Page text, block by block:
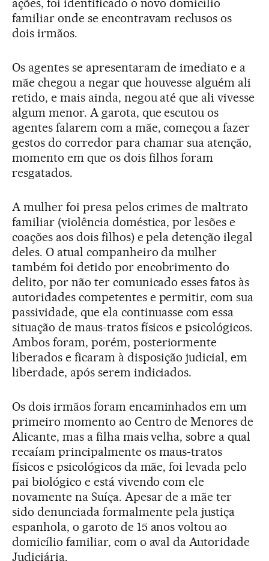
familiar onde se encontravam reclusos os
dois irmãos.
Os agentes se apresentaram de imediato e a
mãe chegou a negar que houvesse alguém ali
retido, e mais ainda, negou até que ali vivesse
algum menor. A garota, que escutou os
agentes falarem com a mãe, começou a fazer
gestos do corredor para chamar sua atenção,
momento em que os dois filhos foram
resgatados.
A mulher foi presa pelos crimes de maltrato
familiar (violência doméstica, por lesões e
coações aos dois filhos) e pela detenção ilegal
deles. O atual companheiro da mulher
também foi detido por encobrimento do
delito, por não ter comunicado esses fatos às
autoridades competentes e permitir, com sua
passividade, que ela continuasse com essa
situação de maus-tratos físicos e psicológicos.
Ambos foram, porém, posteriormente
liberados e ficaram à disposição judicial, em
liberdade, após serem indiciados.
Os dois irmãos foram encaminhados em um
primeiro momento ao Centro de Menores de
Alicante, mas a filha mais velha, sobre a qual
recaíam principalmente os maus-tratos
físicos e psicológicos da mãe, foi levada pelo
pai biológico e está vivendo com ele
novamente na Suíça. Apesar de a mãe ter
sido denunciada formalmente pela justiça
espanhola, o garoto de 15 anos voltou ao
domicílio familiar, com o aval da Autoridade
Judiciária.